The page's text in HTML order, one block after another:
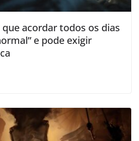
acordar todos os dias
e pode exigir